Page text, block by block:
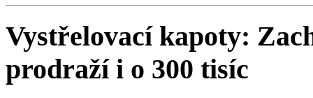
Vystřelovací kapoty:
prodraží i o 300 tisíc